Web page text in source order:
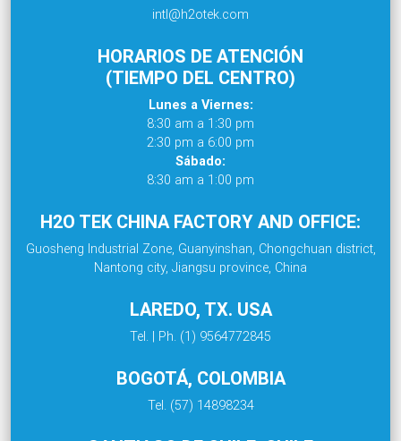
intl@h2otek.com
HORARIOS DE ATENCIÓN
(TIEMPO DEL CENTRO)
Lunes a Viernes:
8:30 am a 1:30 pm
2:30 pm a 6:00 pm
Sábado:
8:30 am a 1:00 pm
H2O TEK CHINA FACTORY AND OFFICE:
Guosheng Industrial Zone, Guanyinshan, Chongchuan district,
Nantong city, Jiangsu province, China
LAREDO, TX. USA
Tel. | Ph. (1) 9564772845
BOGOTÁ, COLOMBIA
Tel. (57) 14898234